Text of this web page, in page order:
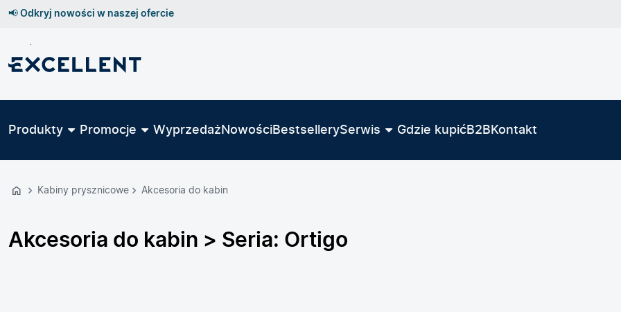
Przejdź
GŁÓWNEJ
MENU
WYSZUKIWARKI
📢 Odkryj nowości w naszej ofercie
Produkty Promocje Wyprzedaż NowościBestsellerySerwis Gdzie kupićB2B Kontakt
Kabiny prysznicowe Akcesoria do kabin
Akcesoria do kabin > Seria: Ortigo